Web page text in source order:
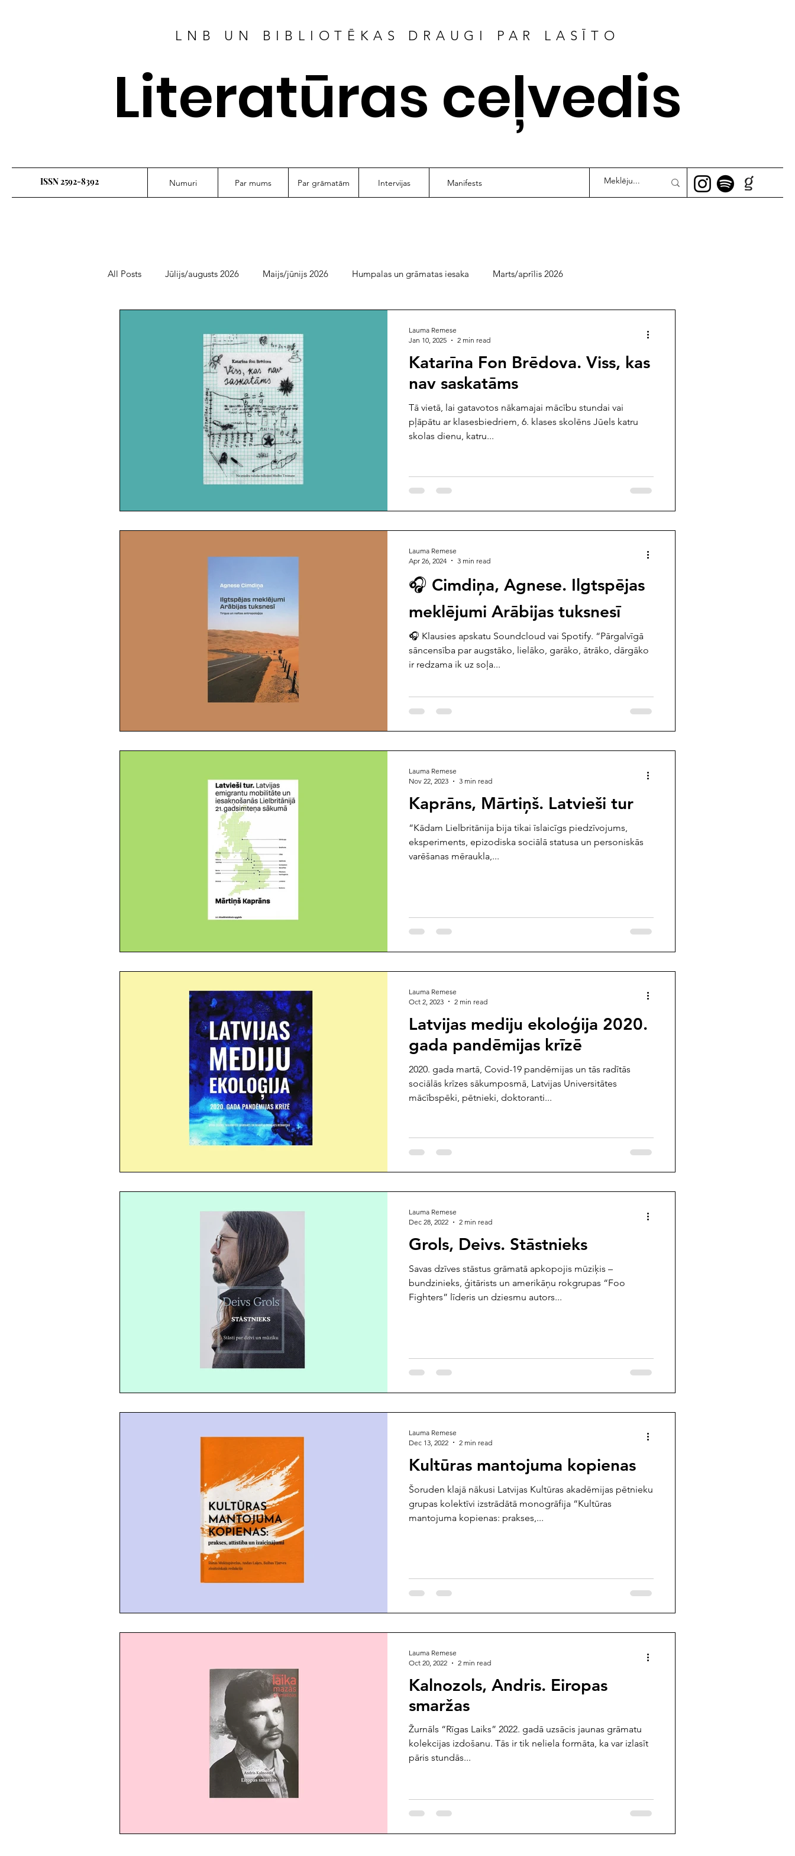
LNB UN BIBLIOTĒKAS DRAUGI PAR LASĪTO
Literatūras ceļvedis
ISSN 2592-8392 Numuri Par mums Par grāmatām Intervijas Manifests
All Posts Jūlijs/augusts 2026 Maijs/jūnijs 2026 Humpalas un grāmatas iesaka Marts/aprīlis 2026
oktobris/novembris 2025 medijpratība 2025 septembris 2025 augusts 2025 jūlijs 2025
marts/aprīlis 2025 decembris 2024 novembris 2024 oktobris 2024
augusts/septembris 2024 jūnijs/jūlijs 2024
novembris/decembris 2023 septembris/oktobris 2023 jūlijs/augusts 2023 maijs/jūnijs 2023
Katarīna Fon Brēdova. Viss, kas
nav saskatāms
Tā vietā, lai gatavotos nākamajai mācību stundai vai
pļāpātu ar klasesbiedriem, 6. klases skolēns Jūels katru
skolas dienu, katru...
Lauma Remese
Jan 10, 2025
2 min read
🎧 Cimdiņa, Agnese. Ilgtspējas
meklējumi Arābijas tuksnesī
🎧 Klausies apskatu Soundcloud vai Spotify. “Pārgalvīgā
sāncensība par augstāko, lielāko, garāko, ātrāko, dārgāko
ir redzama ik uz soļa...
Lauma Remese
Apr 26, 2024
3 min read
Kaprāns, Mārtiņš. Latvieši tur
“Kādam Lielbritānija bija tikai īslaicīgs piedzīvojums,
eksperiments, epizodiska sociālā statusa un personiskās
varēšanas mēraukla,...
Lauma Remese
Nov 22, 2023
3 min read
Latvijas mediju ekoloģija 2020.
gada pandēmijas krīzē
2020. gada martā, Covid-19 pandēmijas un tās radītās
sociālās krīzes sākumposmā, Latvijas Universitātes
mācībspēki, pētnieki, doktoranti...
Lauma Remese
Oct 2, 2023
2 min read
Grols, Deivs. Stāstnieks
Savas dzīves stāstus grāmatā apkopojis mūziķis –
bundzinieks, ģitārists un amerikāņu rokgrupas “Foo
Fighters” līderis un dziesmu autors...
Lauma Remese
Dec 28, 2022
2 min read
Kultūras mantojuma kopienas
Šoruden klajā nākusi Latvijas Kultūras akadēmijas pētnieku
grupas kolektīvi izstrādātā monogrāfija “Kultūras
mantojuma kopienas: prakses,...
Lauma Remese
Dec 13, 2022
2 min read
Kalnozols, Andris. Eiropas
smaržas
Žurnāls “Rīgas Laiks” 2022. gadā uzsācis jaunas grāmatu
kolekcijas izdošanu. Tās ir tik neliela formāta, ka var izlasīt
pāris stundās...
Lauma Remese
Oct 20, 2022
2 min read